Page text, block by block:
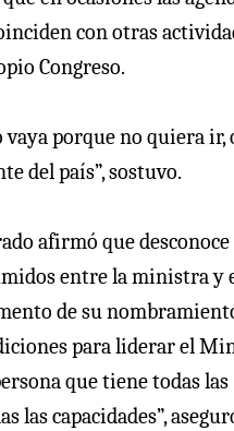
con otras
Congreso.
vaya porque no quiera ir,
del país”, sostuvo.
afirmó que
entre la ministra y
de su
para liderar el
que tiene todas las
las capacidades”,